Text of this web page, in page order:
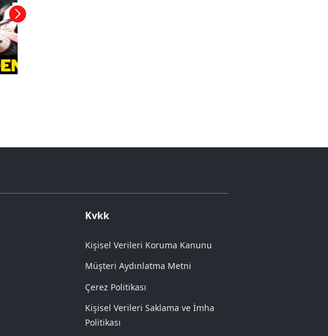
Kvkk
Kişisel Verileri Koruma Kanunu
Müşteri Aydınlatma Metni
Çerez Politikası
Kişisel Verileri Saklama ve İmha
Politikası